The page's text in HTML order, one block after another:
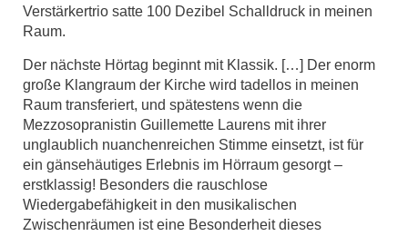
Verstärkertrio satte 100 Dezibel Schalldruck in meinen
Raum.
Der nächste Hörtag beginnt mit Klassik. […] Der enorm
große Klangraum der Kirche wird tadellos in meinen
Raum transferiert, und spätestens wenn die
Mezzosopranistin Guillemette Laurens mit ihrer
unglaublich nuanchenreichen Stimme einsetzt, ist für
ein gänsehäutiges Erlebnis im Hörraum gesorgt –
erstklassig! Besonders die rauschlose
Wiedergabefähigkeit in den musikalischen
Zwischenräumen ist eine Besonderheit dieses